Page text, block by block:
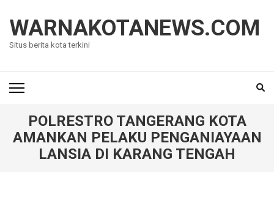
konten
(Tekan
WARNAKOTANEWS.COM
Situs berita kota terkini
POLRESTRO TANGERANG KOTA
AMANKAN PELAKU PENGANIAYAAN
LANSIA DI KARANG TENGAH